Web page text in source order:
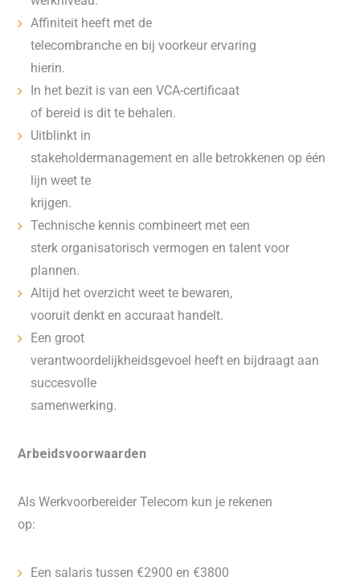
Affiniteit heeft met de
telecombranche en bij voorkeur ervaring
hierin.
In het bezit is van een VCA-certificaat
of bereid is dit te behalen.
Uitblinkt in
stakeholdermanagement en alle betrokkenen op één
lijn weet te
krijgen.
Technische kennis combineert met een
sterk organisatorisch vermogen en talent voor
plannen.
Altijd het overzicht weet te bewaren,
vooruit denkt en accuraat handelt.
Een groot
verantwoordelijkheidsgevoel heeft en bijdraagt aan
succesvolle
samenwerking.
Arbeidsvoorwaarden
Als Werkvoorbereider Telecom kun je rekenen
op:
Een salaris tussen €2900 en €3800